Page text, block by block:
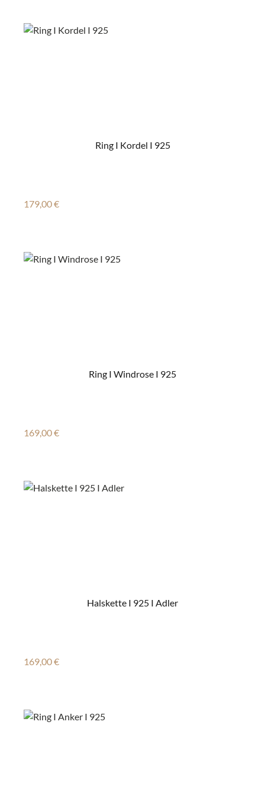
Ring I Kordel I 925
Regulärer Preis:
179,00 €
Ring I Windrose I 925
Regulärer Preis:
169,00 €
Halskette I 925 I Adler
Regulärer Preis:
169,00 €